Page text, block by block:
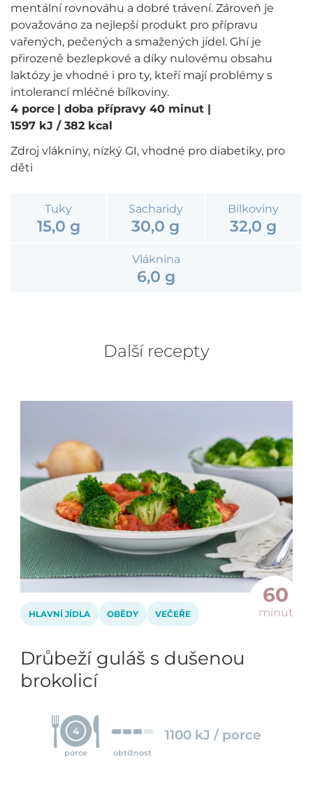
mentální rovnováhu a dobré trávení. Zároveň je
považováno za nejlepší produkt pro přípravu
vařených, pečených a smažených jídel. Ghí je
přirozeně bezlepkové a díky nulovému obsahu
laktózy je vhodné i pro ty, kteří mají problémy s
intolerancí mléčné bílkoviny.
4 porce | doba přípravy 40 minut |
1597 kJ / 382 kcal
Zdroj vlákniny, nízký GI, vhodné pro diabetiky, pro
děti
Tuky
15,0 g
Sacharidy
30,0 g
Bílkoviny
32,0 g
Vláknina
6,0 g
Další recepty
60
minut
HLAVNÍ JÍDLA OBĚDY VEČEŘE
Drůbeží guláš s dušenou
brokolicí
4
porce obtížnost
1100 kJ / porce